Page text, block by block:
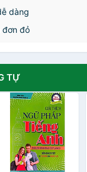
dàng
đơn đỏ
TỰ